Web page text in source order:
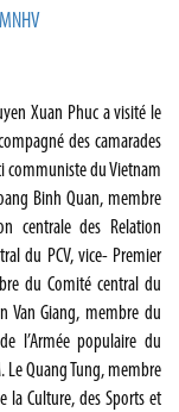
Xuan Phuc a visité le
des camarades
communiste du Vietnam
Binh Quan, membre
centrale des Relation
du PCV, vice- Premier
du Comité central du
Van Giang, membre du
l’Armée populaire du
Quang Tung, membre
la Culture, des Sports et